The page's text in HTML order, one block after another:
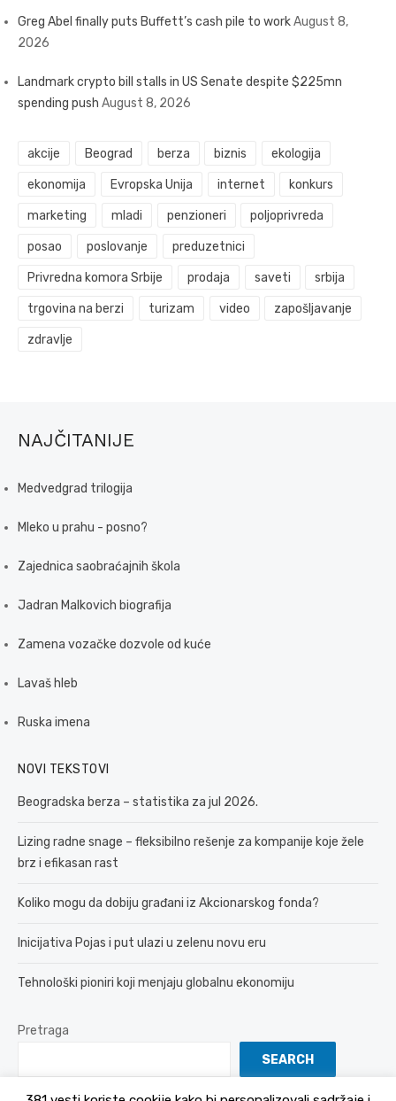
Greg Abel finally puts Buffett’s cash pile to workAugust 8,
2026
Landmark crypto bill stalls in US Senate despite $225mn
spending push August 8, 2026
akcije Beograd berza biznis ekologija
ekonomija Evropska Unija internet konkurs
marketing mladi penzioneri poljoprivreda
posao poslovanje preduzetnici
Privredna komora Srbije prodaja saveti srbija
trgovina na berzi turizam video zapošljavanje
zdravlje
NAJČITANIJE
Medvedgrad trilogija
Mleko u prahu - posno?
Zajednica saobraćajnih škola
Jadran Malkovich biografija
Zamena vozačke dozvole od kuće
Lavaš hleb
Ruska imena
NOVI TEKSTOVI
Beogradska berza – statistika za jul 2026.
Lizing radne snage – fleksibilno rešenje za kompanije koje žele
brz i efikasan rast
Koliko mogu da dobiju građani iz Akcionarskog fonda?
Inicijativa Pojas i put ulazi u zelenu novu eru
Tehnološki pioniri koji menjaju globalnu ekonomiju
Pretraga
SEARCH